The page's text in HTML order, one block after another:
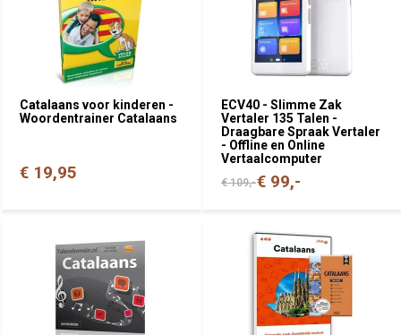
Catalaans voor kinderen -
Woordentrainer Catalaans
€ 19,95
ECV40 - Slimme Zak
Vertaler 135 Talen -
Draagbare Spraak Vertaler
- Offline en Online
Vertaalcomputer
€ 109,-€ 99,-